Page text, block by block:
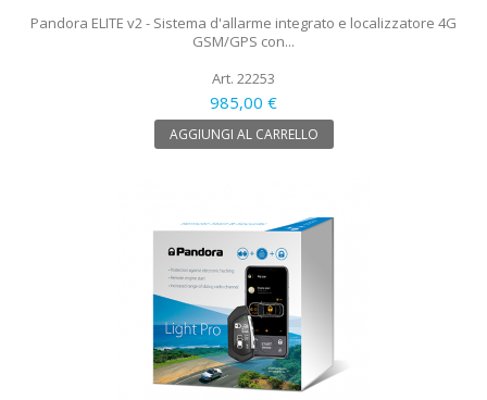
Pandora ELITE v2 - Sistema d'allarme integrato e localizzatore 4G
GSM/GPS con...
Art. 22253
985,00 €
AGGIUNGI AL CARRELLO